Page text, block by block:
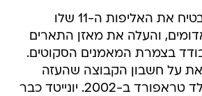
המנג'ר הסקוטי הבטיח את האליפות ה-11 שלו
והעלה את מאזן התארים
שלו ל-31, בודד בצמרת המאמנים הסקוטים.
על חשבון הקבוצה שהעזה
לחגוג אליפות באולד טראפורד ב-2002. יונייטד כבר